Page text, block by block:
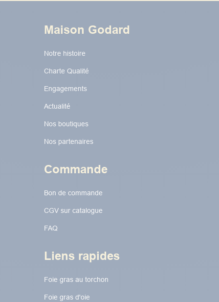
Maison Godard
Notre histoire
Charte Qualité
Engagements
Actualité
Nos boutiques
Nos partenaires
Commande
Bon de commande
CGV sur catalogue
FAQ
Liens rapides
Foie gras au torchon​​​​
Foie gras d'oie